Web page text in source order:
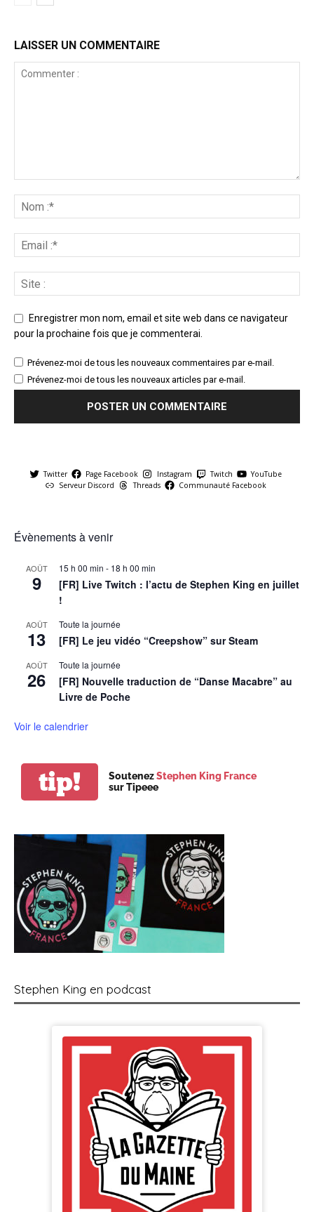
LAISSER UN COMMENTAIRE
Enregistrer mon nom, email et site web dans ce navigateur
pour la prochaine fois que je commenterai.
Prévenez-moi de tous les nouveaux commentaires par e-mail.
Prévenez-moi de tous les nouveaux articles par e-mail.
Twitter Page Facebook Instagram Twitch
YouTube
Serveur Discord
Threads Communauté Facebook
Évènements à venir
AOÛT
9
15 h 00 min - 18 h 00 min
[FR] Live Twitch : l’actu de Stephen King en juillet
!
AOÛT
13
Toute la journée
[FR] Le jeu vidéo “Creepshow” sur Steam
AOÛT
26
Toute la journée
[FR] Nouvelle traduction de “Danse Macabre” au
Livre de Poche
Voir le calendrier
tip! SoutenezStephen King France
sur Tipeee
Stephen King en podcast